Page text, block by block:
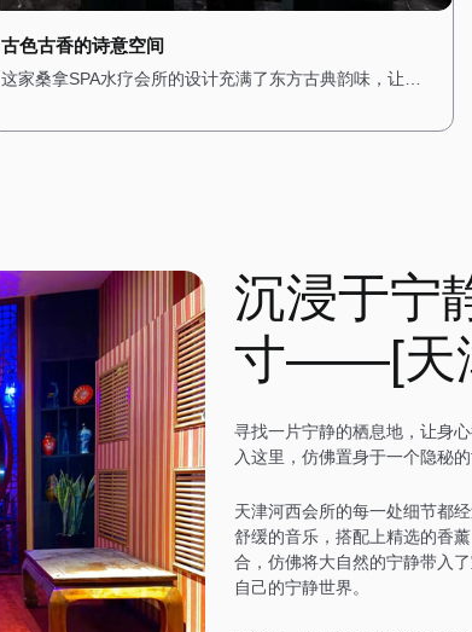
古色古香的诗意空间
这家桑拿SPA水疗会所的设计充满了东方古典韵味，让人
中式装饰，雕花的门窗、红木的家具，搭配传统的中式灯
米，让人在享受桑拿的同时，也能感受到古典的宁静。水
疗区域则配备了舒适的按摩床和私人浴缸，每个房间都经
过精心布置，搭配中式风格的装饰，营造出一种温馨而舒
适的感觉。在这里，每一次放松都是一场诗意的旅行。
沉浸于宁
寸——[天
寻找一片宁静的栖息地，让身
入这里，仿佛置身于一个隐秘
天津河西会所的每一处细节都
舒缓的音乐，搭配上精选的香
合，仿佛将大自然的宁静带入
自己的宁静世界。